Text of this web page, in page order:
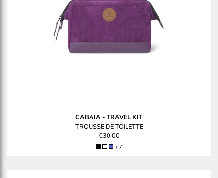
CABAIA- TRAVEL KIT
TROUSSE DE TOILETTE
€30.00
+7